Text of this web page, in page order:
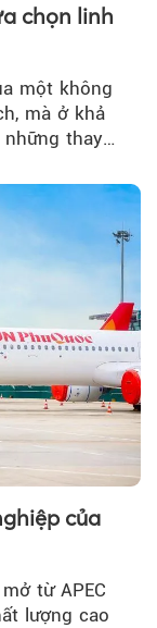
chọn linh
một không
mà ở khả
thay
của
từ APEC
lượng cao